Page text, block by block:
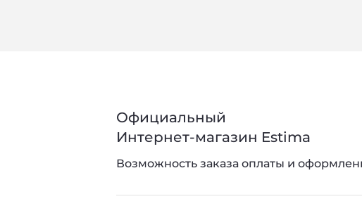
Официальный
Интернет-магазин Estima
Возможность заказа оплаты и